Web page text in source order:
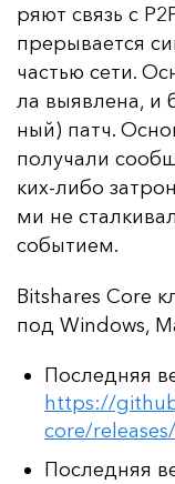
ря­ют связь с
пре­ры­ва­ет­ся
частью се­ти.
ла вы­яв­ле­на, и
ный) патч.
по­лу­ча­ли
ких-ли­бо
ми не
со­бы­ти­ем.
Bitshares Core
под Windows,
Последняя
https://
core/
Последняя